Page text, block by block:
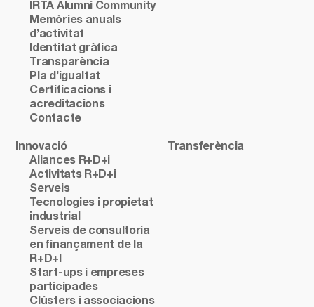
IRTA Alumni Community
Memòries anuals
d’activitat
Identitat gràfica
Transparència
Pla d’igualtat
Certificacions i
acreditacions
Contacte
Innovació
Aliances R+D+i
Activitats R+D+i
Serveis
Tecnologies i propietat
industrial
Serveis de consultoria
en finançament de la
R+D+I
Start-ups i empreses
participades
Clústers i associacions
Transferència